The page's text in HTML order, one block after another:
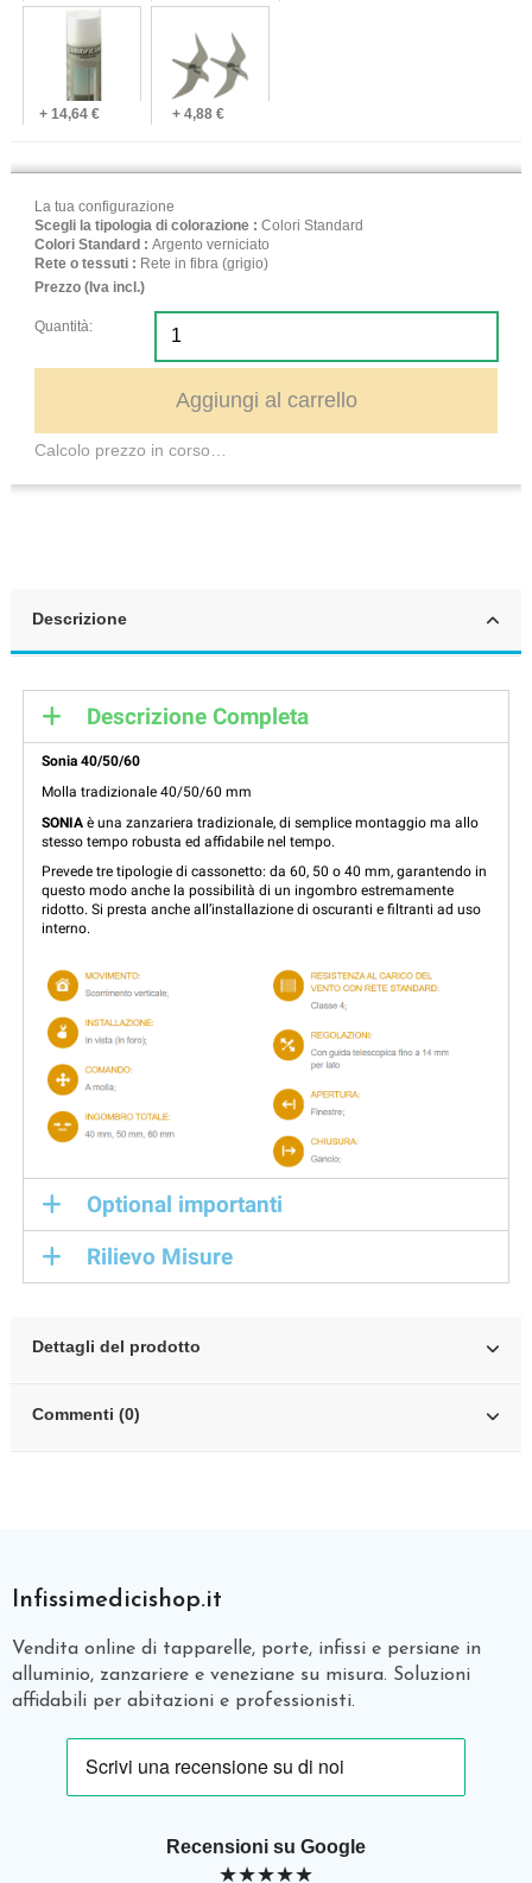
+ 14,64 € + 4,88 €
La tua configurazione
Scegli la tipologia di colorazione : Colori Standard
Colori Standard : Argento verniciato
Rete o tessuti : Rete in fibra (grigio)
Prezzo (Iva incl.)
Quantità:
Aggiungi al carrello
Calcolo prezzo in corso…
Descrizione
Descrizione Completa
Sonia 40/50/60
Molla tradizionale 40/50/60 mm
SONIA è una zanzariera tradizionale, di semplice montaggio ma allo
stesso tempo robusta ed affidabile nel tempo.
Prevede tre tipologie di cassonetto: da 60, 50 o 40 mm, garantendo in
questo modo anche la possibilità di un ingombro estremamente
ridotto. Si presta anche all’installazione di oscuranti e filtranti ad uso
interno.
Optional importanti
Rilievo Misure
Dettagli del prodotto
Commenti (0)
Infissimedicishop.it
Vendita online di tapparelle, porte, infissi e persiane in
alluminio, zanzariere e veneziane su misura. Soluzioni
affidabili per abitazioni e professionisti.
Recensioni su Google
★★★★★